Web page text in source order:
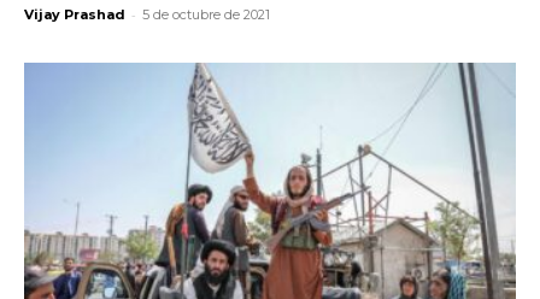
Vijay Prashad - 5 de octubre de 2021